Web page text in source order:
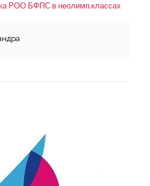
РОО БФПС в неолимп.классах